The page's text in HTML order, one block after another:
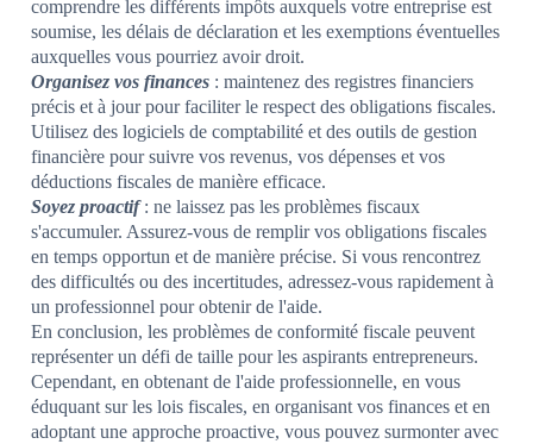
comprendre les différents impôts auxquels votre entreprise est
soumise, les délais de déclaration et les exemptions éventuelles
auxquelles vous pourriez avoir droit.
Organisez vos finances : maintenez des registres financiers
précis et à jour pour faciliter le respect des obligations fiscales.
Utilisez des logiciels de comptabilité et des outils de gestion
financière pour suivre vos revenus, vos dépenses et vos
déductions fiscales de manière efficace.
Soyez proactif: ne laissez pas les problèmes fiscaux
s'accumuler. Assurez-vous de remplir vos obligations fiscales
en temps opportun et de manière précise. Si vous rencontrez
des difficultés ou des incertitudes, adressez-vous rapidement à
un professionnel pour obtenir de l'aide.
En conclusion, les problèmes de conformité fiscale peuvent
représenter un défi de taille pour les aspirants entrepreneurs.
Cependant, en obtenant de l'aide professionnelle, en vous
éduquant sur les lois fiscales, en organisant vos finances et en
adoptant une approche proactive, vous pouvez surmonter avec